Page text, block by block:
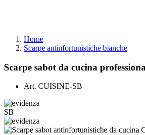
Home
Scarpe antinfortunistiche bianche
Scarpe sabot da cucina
Art. CUISINE-SB
SB